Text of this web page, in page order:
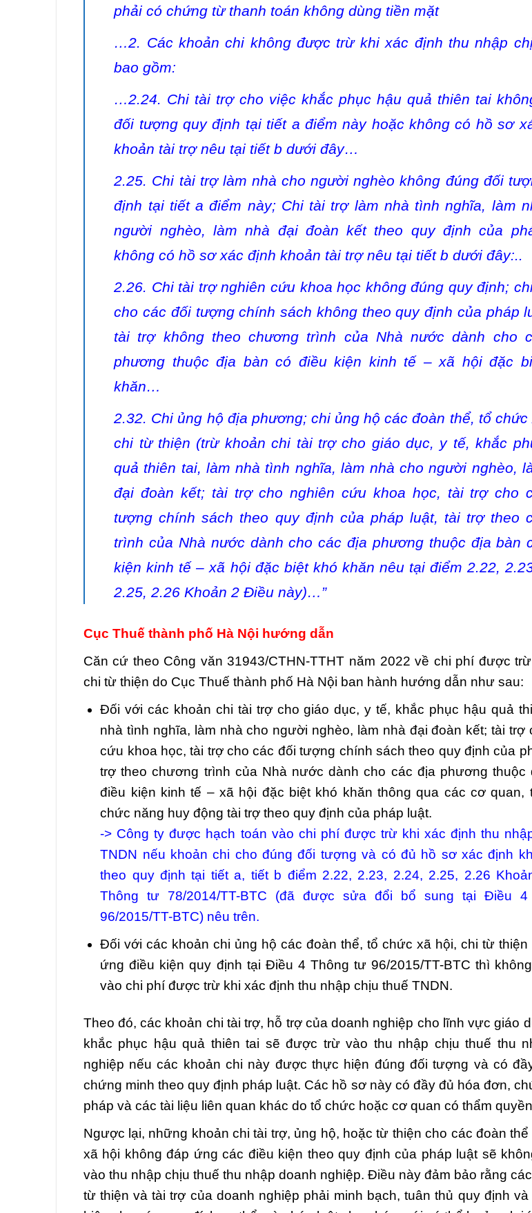
phải có chứng từ thanh toán không dùng tiền mặt
…2. Các khoản chi không được trừ khi xác định thu nhập
bao gồm:
…2.24. Chi tài trợ cho việc khắc phục hậu quả thiên tai
đối tượng quy định tại tiết a điểm này hoặc không có hồ sơ
khoản tài trợ nêu tại tiết b dưới đây…
2.25. Chi tài trợ làm nhà cho người nghèo không đúng đối
định tại tiết a điểm này; Chi tài trợ làm nhà tình nghĩa, làm
người nghèo, làm nhà đại đoàn kết theo quy định của
không có hồ sơ xác định khoản tài trợ nêu tại tiết b dưới đây:..
2.26. Chi tài trợ nghiên cứu khoa học không đúng quy định;
cho các đối tượng chính sách không theo quy định của pháp
tài trợ không theo chương trình của Nhà nước dành cho
phương thuộc địa bàn có điều kiện kinh tế – xã hội đặc
khăn…
2.32. Chi ủng hộ địa phương; chi ủng hộ các đoàn thể, tổ chức
chi từ thiện (trừ khoản chi tài trợ cho giáo dục, y tế, khắc
quả thiên tai, làm nhà tình nghĩa, làm nhà cho người nghèo,
đại đoàn kết; tài trợ cho nghiên cứu khoa học, tài trợ cho
tượng chính sách theo quy định của pháp luật, tài trợ theo
trình của Nhà nước dành cho các địa phương thuộc địa bàn
kiện kinh tế – xã hội đặc biệt khó khăn nêu tại điểm 2.22,
2.25, 2.26 Khoản 2 Điều này)…”
Cục Thuế thành phố Hà Nội hướng dẫn
Căn cứ theo Công văn 31943/CTHN-TTHT năm 2022 về chi phí được
chi từ thiện do Cục Thuế thành phố Hà Nội ban hành hướng dẫn như sau:
Đối với các khoản chi tài trợ cho giáo dục, y tế, khắc phục hậu quả
nhà tình nghĩa, làm nhà cho người nghèo, làm nhà đại đoàn kết; tài trợ
cứu khoa học, tài trợ cho các đối tượng chính sách theo quy định của
trợ theo chương trình của Nhà nước dành cho các địa phương thuộc
điều kiện kinh tế – xã hội đặc biệt khó khăn thông qua các cơ quan,
chức năng huy động tài trợ theo quy định của pháp luật.
-> Công ty được hạch toán vào chi phí được trừ khi xác định thu
TNDN nếu khoản chi cho đúng đối tượng và có đủ hồ sơ xác định
theo quy định tại tiết a, tiết b điểm 2.22, 2.23, 2.24, 2.25, 2.26
Thông tư 78/2014/TT-BTC (đã được sửa đổi bổ sung tại Điều
96/2015/TT-BTC) nêu trên.
Đối với các khoản chi ủng hộ các đoàn thể, tổ chức xã hội, chi từ thiện
ứng điều kiện quy định tại Điều 4 Thông tư 96/2015/TT-BTC thì
vào chi phí được trừ khi xác định thu nhập chịu thuế TNDN.
Theo đó, các khoản chi tài trợ, hỗ trợ của doanh nghiệp cho lĩnh vực giáo
khắc phục hậu quả thiên tai sẽ được trừ vào thu nhập chịu thuế thu
nghiệp nếu các khoản chi này được thực hiện đúng đối tượng và có
chứng minh theo quy định pháp luật. Các hồ sơ này có đầy đủ hóa đơn,
pháp và các tài liệu liên quan khác do tổ chức hoặc cơ quan có thẩm
Ngược lại, những khoản chi tài trợ, ủng hộ, hoặc từ thiện cho các đoàn
xã hội không đáp ứng các điều kiện theo quy định của pháp luật sẽ
vào thu nhập chịu thuế thu nhập doanh nghiệp. Điều này đảm bảo rằng
từ thiện và tài trợ của doanh nghiệp phải minh bạch, tuân thủ quy định